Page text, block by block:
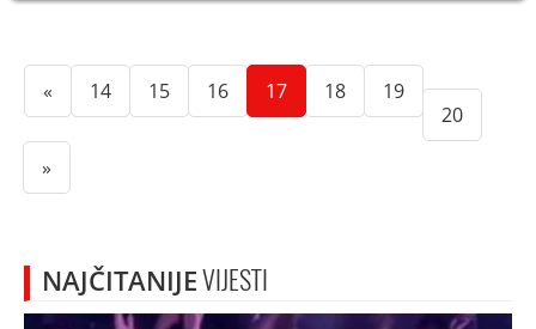
« 14(current)
15(current)
16(current)
17(current)
18(current)
19(current)
20
»
NAJČITANIJEVIJESTI